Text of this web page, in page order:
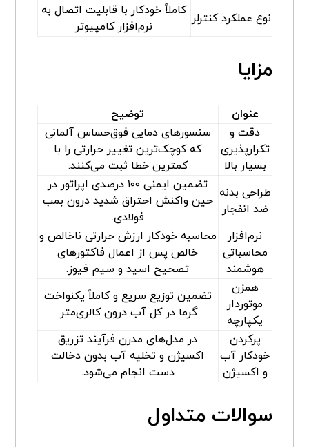
نوع عملکرد کنترلر
کاملاً خودکار با قابلیت اتصال به
نرم‌افزار کامپیوتر
مزایا
عنوان
توضیح
دقت و
تکرارپذیری
بسیار بالا
سنسورهای دمایی فوق‌حساس آلمانی
که کوچک‌ترین تغییر حرارتی را با
کمترین خطا ثبت می‌کنند.
طراحی بدنه
ضد انفجار
تضمین ایمنی ۱۰۰ درصدی اپراتور در
حین واکنش احتراق شدید درون بمب
فولادی.
نرم‌افزار
محاسباتی
هوشمند
محاسبه خودکار ارزش حرارتی ناخالص و
خالص پس از اعمال فاکتورهای
تصحیح اسید و سیم فیوز.
همزن
موتوردار
یکپارچه
تضمین توزیع سریع و کاملاً یکنواخت
گرما در کل آب درون کالری‌متر.
پرکردن
خودکار آب
و اکسیژن
در مدل‌های مدرن فرآیند تزریق
اکسیژن و تخلیه آب بدون دخالت
دست انجام می‌شود.
سوالات متداول